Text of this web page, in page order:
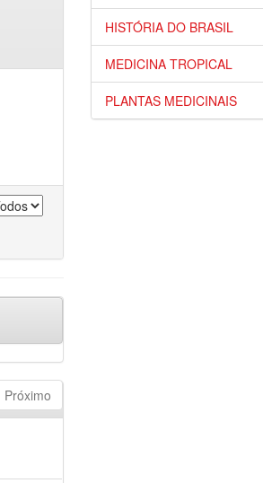
Próximo
HISTÓRIA DO BRASIL
MEDICINA TROPICAL
PLANTAS MEDICINAIS